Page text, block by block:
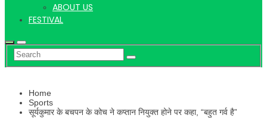
ABOUT US
FESTIVAL
Home
Sports
सूर्यकुमार के बचपन के कोच ने कप्तान नियुक्त होने पर कहा, “बहुत गर्व है”